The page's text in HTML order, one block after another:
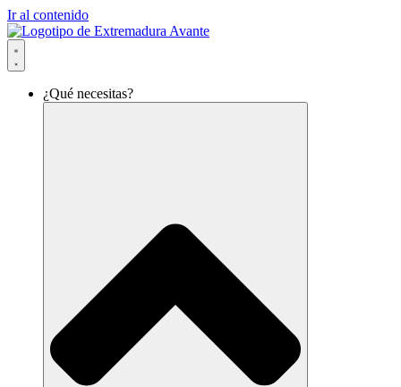
Ir al contenido
¿Qué necesitas?